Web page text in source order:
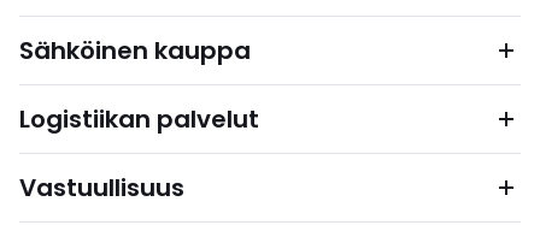
Sähköinen kauppa
Logistiikan palvelut
Vastuullisuus